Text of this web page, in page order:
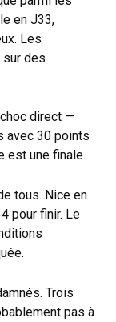
en J33,
Les
des
direct —
avec 30 points
est une finale.
tous. Nice en
pour finir. Le
Trois
pas à